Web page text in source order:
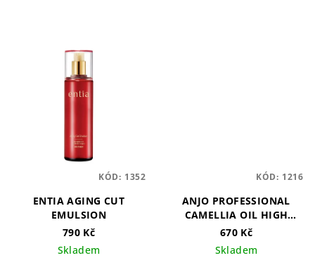
ENTIA AGING CUT
EMULSION
790 Kč
Skladem
KÓD: 1352
ANJO PROFESSIONAL
CAMELLIA OIL HIGH
MOIST SERUM ESSENCE
670 Kč
Skladem
KÓD: 1216